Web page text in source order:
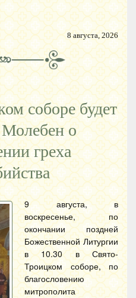
8 августа, 2026
соборе будет
о
греха
9 августа, в
воскресенье, по
окончании поздней
Божественной Литургии
в 10.30 в Свято-
Троицком соборе, по
благословению
митрополита